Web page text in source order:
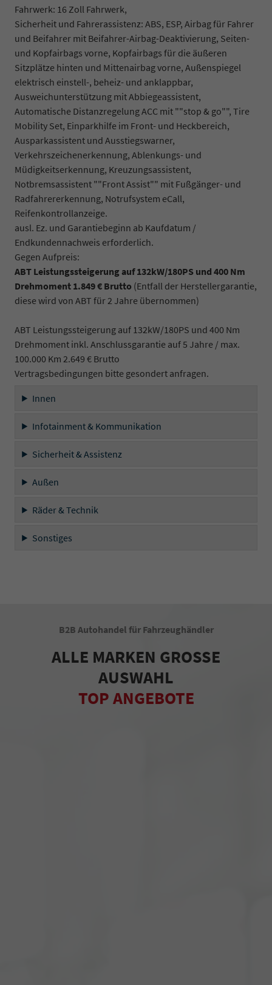
Fahrwerk: 16 Zoll Fahrwerk,
Sicherheit und Fahrerassistenz: ABS, ESP, Airbag für Fahrer
und Beifahrer mit Beifahrer-Airbag-Deaktivierung, Seiten-
und Kopfairbags vorne, Kopfairbags für die äußeren
Sitzplätze hinten und Mittenairbag vorne, Außenspiegel
elektrisch einstell-, beheiz- und anklappbar,
Ausweichunterstützung mit Abbiegeassistent,
Automatische Distanzregelung ACC mit ""stop & go"", Tire
Mobility Set, Einparkhilfe im Front- und Heckbereich,
Ausparkassistent und Ausstiegswarner,
Verkehrszeichenerkennung, Ablenkungs- und
Müdigkeitserkennung, Kreuzungsassistent,
Notbremsassistent ""Front Assist"" mit Fußgänger- und
Radfahrererkennung, Notrufsystem eCall,
Reifenkontrollanzeige.
ausl. Ez. und Garantiebeginn ab Kaufdatum /
Endkundennachweis erforderlich.
Gegen Aufpreis:
ABT Leistungssteigerung auf 132kW/180PS und 400 Nm
Drehmoment 1.849 € Brutto (Entfall der Herstellergarantie,
diese wird von ABT für 2 Jahre übernommen)
ABT Leistungssteigerung auf 132kW/180PS und 400 Nm
Drehmoment inkl. Anschlussgarantie auf 5 Jahre / max.
100.000 Km 2.649 € Brutto
Vertragsbedingungen bitte gesondert anfragen.
Innen
Infotainment & Kommunikation
Sicherheit & Assistenz
Außen
Räder & Technik
Sonstiges
B2B Autohandel für Fahrzeughändler
ALLE MARKEN GROSSE
AUSWAHL
TOP ANGEBOTE